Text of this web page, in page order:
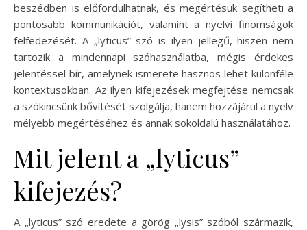
beszédben is előfordulhatnak, és megértésük segítheti a
pontosabb kommunikációt, valamint a nyelvi finomságok
felfedezését. A „lyticus” szó is ilyen jellegű, hiszen nem
tartozik a mindennapi szóhasználatba, mégis érdekes
jelentéssel bír, amelynek ismerete hasznos lehet különféle
kontextusokban. Az ilyen kifejezések megfejtése nemcsak
a szókincsünk bővítését szolgálja, hanem hozzájárul a nyelv
mélyebb megértéséhez és annak sokoldalú használatához.
Mit jelent a „lyticus”
kifejezés?
A „lyticus” szó eredete a görög „lysis” szóból származik,